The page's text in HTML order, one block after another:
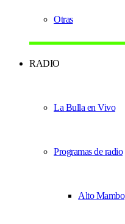
Otras
RADIO
La Bulla en Vivo
Programas de radio
Alto Mambo